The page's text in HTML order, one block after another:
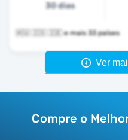
30 dias
🇭🇺 🇮🇸 🇮🇪 e mais 33 países
Ver
Compre o